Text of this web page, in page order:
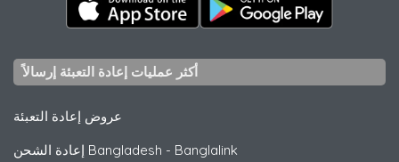
أكثر عمليات إعادة التعبئة إرسالاً
عروض إعادة التعبئة
إعادة الشحن Bangladesh - Banglalink